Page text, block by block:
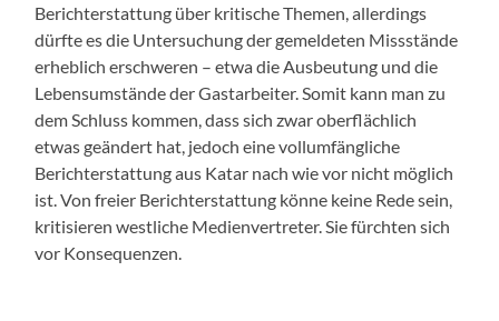
Berichterstattung über kritische Themen, allerdings
dürfte es die Untersuchung der gemeldeten Missstände
erheblich erschweren – etwa die Ausbeutung und die
Lebensumstände der Gastarbeiter. Somit kann man zu
dem Schluss kommen, dass sich zwar oberflächlich
etwas geändert hat, jedoch eine vollumfängliche
Berichterstattung aus Katar nach wie vor nicht möglich
ist. Von freier Berichterstattung könne keine Rede sein,
kritisieren westliche Medienvertreter. Sie fürchten sich
vor Konsequenzen.